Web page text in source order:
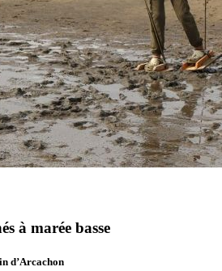
à marée basse
d’Arcachon